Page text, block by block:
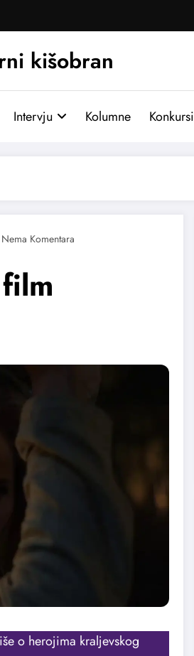
kišobran
Intervju Kolumne Konkursi
o herojima kraljevskog